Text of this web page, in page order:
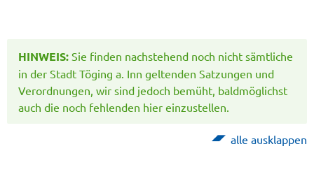
HINWEIS: Sie finden nachstehend noch nicht sämtliche
in der Stadt Töging a. Inn geltenden Satzungen und
Verordnungen, wir sind jedoch bemüht, baldmöglichst
auch die noch fehlenden hier einzustellen.
alle ausklappen